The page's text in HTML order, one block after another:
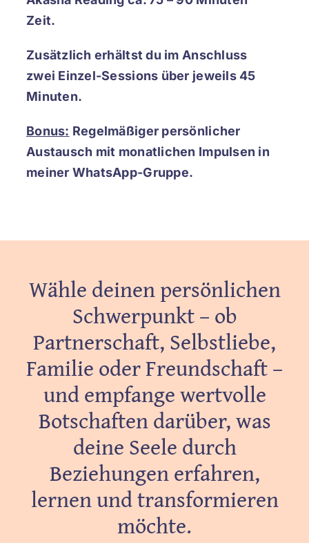
Zeit.
Zusätzlich erhältst du im Anschluss
zwei Einzel-Sessions über jeweils 45
Minuten.
Bonus: Regelmäßiger persönlicher
Austausch mit monatlichen Impulsen in
meiner WhatsApp-Gruppe.
Wähle deinen persönlichen
Schwerpunkt – ob
Partnerschaft, Selbstliebe,
Familie oder Freundschaft –
und empfange wertvolle
Botschaften darüber, was
deine Seele durch
Beziehungen erfahren,
lernen und transformieren
möchte.